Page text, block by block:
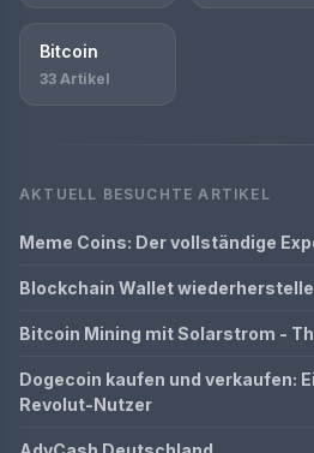
Bitcoin
33 Artikel
AKTUELL BESUCHTE ARTIKEL
Meme Coins: Der vollständige
Blockchain Wallet
Bitcoin Mining mit Solarstrom -
Dogecoin kaufen und verkaufen:
Revolut-Nutzer